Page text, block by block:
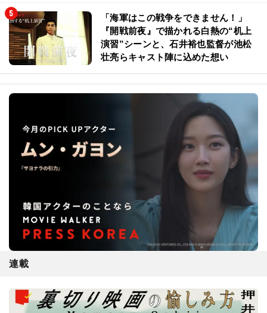
「海軍はこの戦争をできません！」
『開戦前夜』で描かれる白熱の“机上
演習”シーンと、石井裕也監督が池松
壮亮らキャスト陣に込めた想い
連載